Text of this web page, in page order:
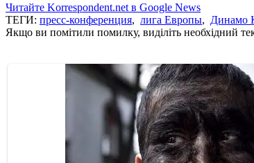
Читайте Korrespondent.net в Google News
ТЕГИ: пресс-конференция, лига Европы, Динамо
Якщо ви помітили помилку, виділіть необхідний